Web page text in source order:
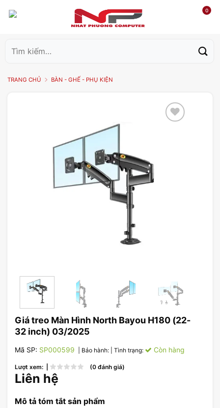
0
kiếm:
TRANG CHỦ BÀN - GHẾ - PHỤ KIỆN
Giá treo Màn Hình North Bayou H180 (22-
32 inch) 03/2025
Mã SP: SP000599 | Bảo hành: | Tình trạng: Còn hàng
Lượt xem: | (0 đánh giá)
Liên hệ
Mô tả tóm tắt sản phẩm